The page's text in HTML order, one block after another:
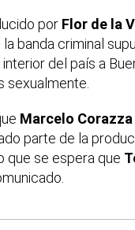
por Flor de la
la banda criminal
del país a
sexualmente.
Marcelo Corazza
parte de la
que se espera que